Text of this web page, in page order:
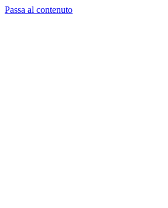
Passa al contenuto